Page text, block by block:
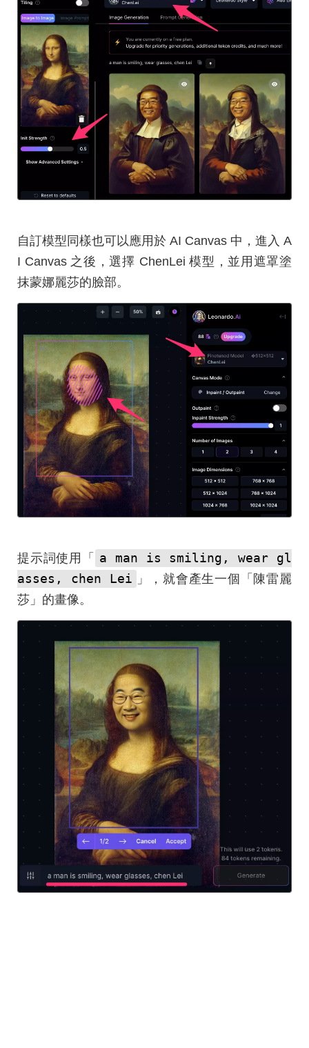
自訂模型同樣也可以應用於 AI Canvas 中，進入 A
I Canvas 之後，選擇 ChenLei 模型，並用遮罩塗
抹蒙娜麗莎的臉部。
提示詞使用「
a man is smiling, wear gl
asses, chen Lei
」，就會產生一個「陳雷麗
莎」的畫像。